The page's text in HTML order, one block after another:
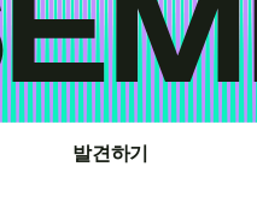
발견하기